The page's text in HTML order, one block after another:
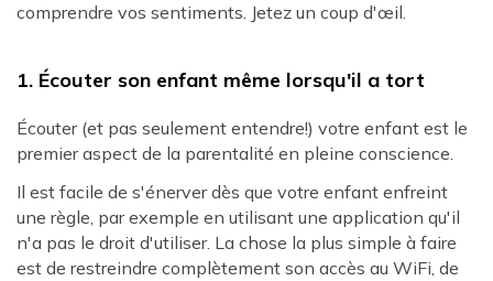
comprendre vos sentiments. Jetez un coup d'œil.
1. Écouter son enfant même lorsqu'il a tort
Écouter (et pas seulement entendre!) votre enfant est le
premier aspect de la parentalité en pleine conscience.
Il est facile de s'énerver dès que votre enfant enfreint
une règle, par exemple en utilisant une application qu'il
n'a pas le droit d'utiliser. La chose la plus simple à faire
est de restreindre complètement son accès au WiFi, de